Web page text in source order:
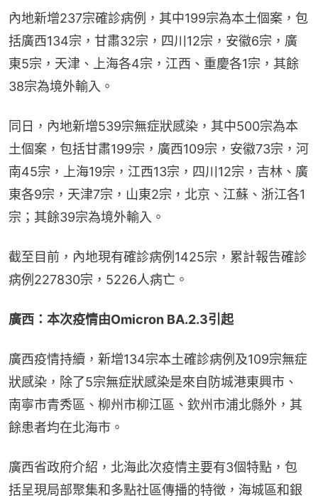
內地新增237宗確診病例，其中199宗為本土個案，包
括廣西134宗，甘肅32宗，四川12宗，安徽6宗，廣
東5宗，天津、上海各4宗，江西、重慶各1宗，其餘
38宗為境外輸入。
同日，內地新增539宗無症狀感染，其中500宗為本
土個案，包括甘肅199宗，廣西109宗，安徽73宗，河
南45宗，上海19宗，江西13宗，四川12宗，吉林、廣
東各9宗，天津7宗，山東2宗，北京、江蘇、浙江各1
宗；其餘39宗為境外輸入。
截至目前，內地現有確診病例1425宗，累計報告確診
病例227830宗，5226人病亡。
廣西：本次疫情由Omicron BA.2.3引起
廣西疫情持續，新增134宗本土確診病例及109宗無症
狀感染，除了5宗無症狀感染是來自防城港東興市、
南寧市青秀區、柳州市柳江區、欽州市浦北縣外，其
餘患者均在北海市。
廣西省政府介紹，北海此次疫情主要有3個特點，包
括呈現局部聚集和多點社區傳播的特徵，海城區和銀